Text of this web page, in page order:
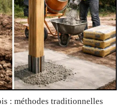
: méthodes traditionnelles